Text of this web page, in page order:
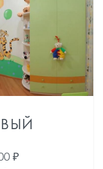
₽